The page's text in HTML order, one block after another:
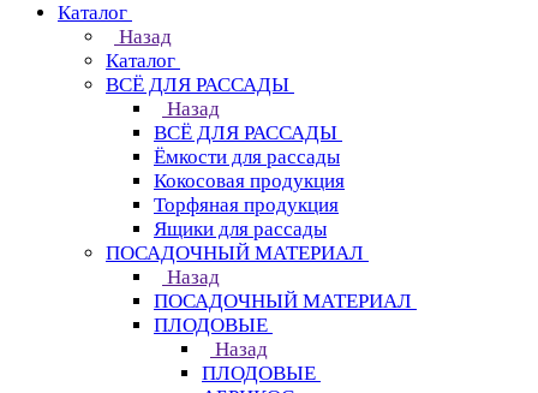
Каталог
Назад
Каталог
ВСЁ ДЛЯ РАССАДЫ
Назад
ВСЁ ДЛЯ РАССАДЫ
Ёмкости для рассады
Кокосовая продукция
Торфяная продукция
Ящики для рассады
ПОСАДОЧНЫЙ МАТЕРИАЛ
Назад
ПОСАДОЧНЫЙ МАТЕРИАЛ
ПЛОДОВЫЕ
Назад
ПЛОДОВЫЕ